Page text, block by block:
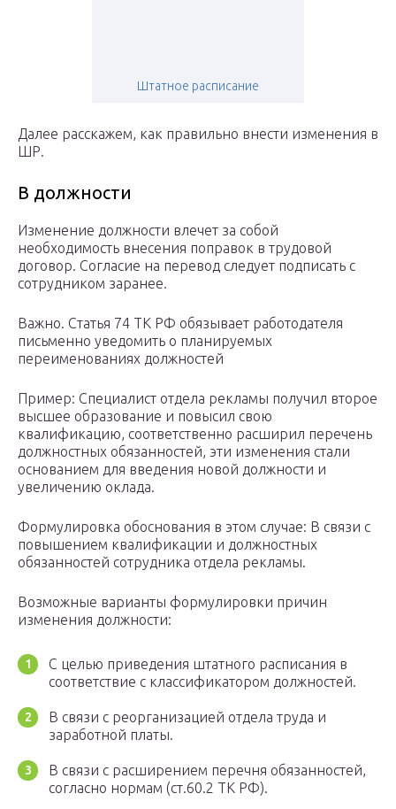
Штатное расписание
Далее расскажем, как правильно внести изменения в
ШР.
В должности
Изменение должности влечет за собой
необходимость внесения поправок в трудовой
договор. Согласие на перевод следует подписать с
сотрудником заранее.
Важно. Статья 74 ТК РФ обязывает работодателя
письменно уведомить о планируемых
переименованиях должностей
Пример: Специалист отдела рекламы получил второе
высшее образование и повысил свою
квалификацию, соответственно расширил перечень
должностных обязанностей, эти изменения стали
основанием для введения новой должности и
увеличению оклада.
Формулировка обоснования в этом случае: В связи с
повышением квалификации и должностных
обязанностей сотрудника отдела рекламы.
Возможные варианты формулировки причин
изменения должности:
С целью приведения штатного расписания в
соответствие с классификатором должностей.
В связи с реорганизацией отдела труда и
заработной платы.
В связи с расширением перечня обязанностей,
согласно нормам (ст.60.2 ТК РФ).